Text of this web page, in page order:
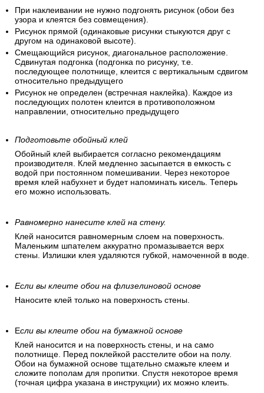
нарезать все полотнища для помещения, предварительно
посчитав высоту каждой полосы. Обрезки полос могут
пригодиться для резерва. Чтобы порядок полос не
перепутался – пронумеруйте их, сделав отметки верха и
низа каждой полосы.
При наклеивании не нужно подгонять рисунок (обои без
узора и клеятся без совмещения).
Рисунок прямой (одинаковые рисунки стыкуются друг с
другом на одинаковой высоте).
Смещающийся рисунок, диагональное расположение.
последующее полотнище, клеится с вертикальным сдвигом
относительно предыдущего
Рисунок не определен (встречная наклейка). Каждое из
последующих полотен клеится в противоположном
направлении, относительно предыдущего
Обойный клей выбирается согласно рекомендациям
производителя. Клей медленно засыпается в емкость с
водой при постоянном помешивании. Через некоторое
время клей набухнет и будет напоминать кисель. Теперь
его можно использовать.
Равномерно нанесите клей на стену.
Клей наносится равномерным слоем на поверхность.
Если вы клеите обои на флизелиновой основе
Наносите клей только на поверхность стены.